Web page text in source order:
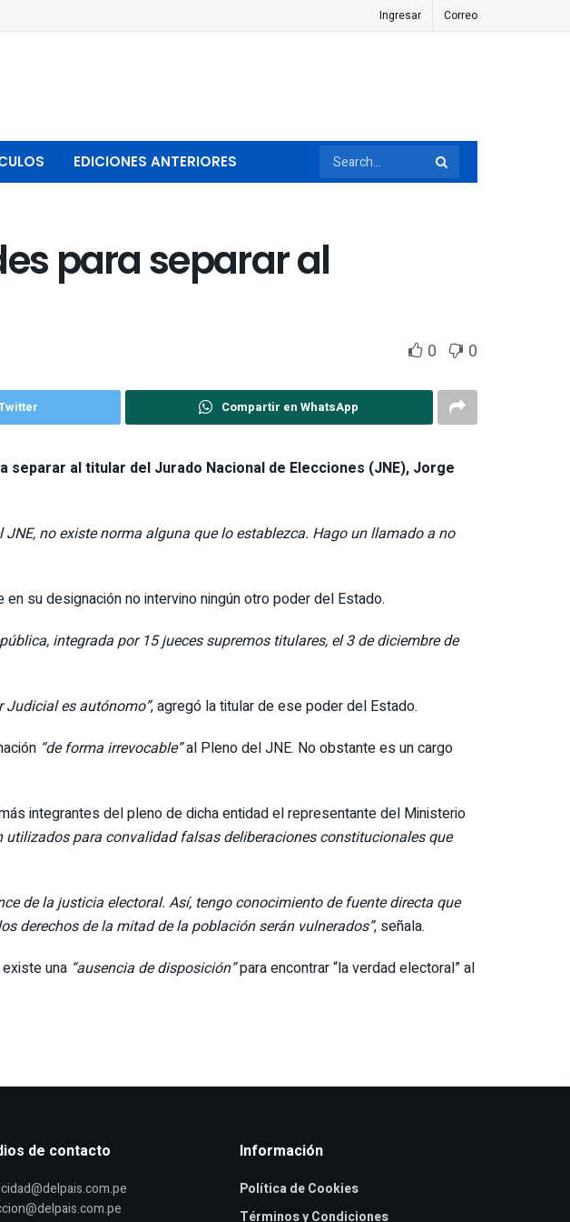
Ingresar Correo
EDICIONES ANTERIORES
para separar al
0 0
Compartir en WhatsApp
al titular del Jurado Nacional de Elecciones (JNE), Jorge
no existe norma alguna que lo establezca. Hago un llamado a no
en su designación no intervino ningún otro poder del Estado.
integrada por 15 jueces supremos titulares, el 3 de diciembre de
Judicial es autónomo”, agregó la titular de ese poder del Estado.
“de forma irrevocable”al Pleno del JNE. No obstante es un cargo
integrantes del pleno de dicha entidad el representante del Ministerio
utilizados para convalidad falsas deliberaciones constitucionales que
de la justicia electoral. Así, tengo conocimiento de fuente directa que
derechos de la mitad de la población serán vulnerados”, señala.
una “ausencia de disposición”para encontrar “la verdad electoral” al
de contacto Información
Política de Cookies
Términos y Condiciones